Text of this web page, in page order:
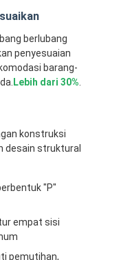
berlubang
penyesuaian
barang-
Lebih dari 30%
konstruksi
desain struktural
"P"
empat sisi
pemutihan,